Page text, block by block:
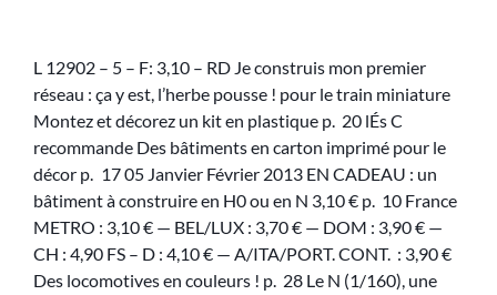
L 12902 – 5 – F: 3,10 – RD Je construis mon premier
réseau : ça y est, l’herbe pousse ! pour le train miniature
Montez et décorez un kit en plastique p. 20 lÉs C
recommande Des bâtiments en carton imprimé pour le
décor p. 17 05 Janvier Février 2013 EN CADEAU : un
bâtiment à construire en H0 ou en N 3,10 € p. 10 France
METRO : 3,10 € — BEL/LUX : 3,70 € — DOM : 3,90 € —
CH : 4,90 FS – D : 4,10 € — A/ITA/PORT. CONT. : 3,90 €
Des locomotives en couleurs ! p. 28 Le N (1/160), une